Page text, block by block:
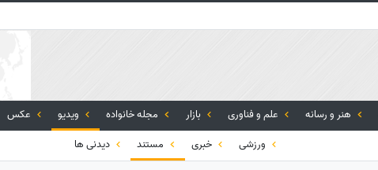
هنر و رسانه علم و فناوری بازار مجله خانواده ویدیو عکس
ورزشی
خبری مستند دیدنی ها